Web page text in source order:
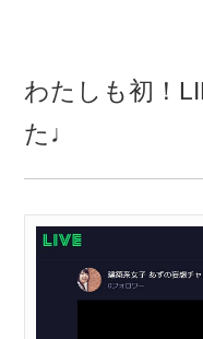
わたしも初！
た♩